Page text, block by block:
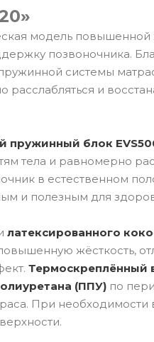
модель повышенной
позвоночника.
системы
и
пружинный блок
тела и равномерно
в естественном
и полезным для
латексированного
жёсткость,
Термоскреплённый
(ППУ) по
При